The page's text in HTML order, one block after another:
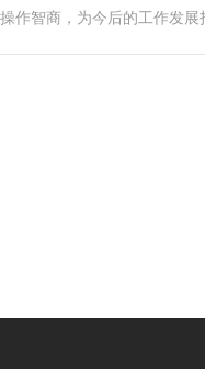
智商，为今后的工作发展